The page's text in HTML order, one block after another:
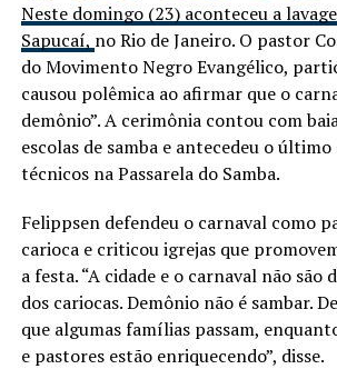
Neste domingo (23) aconteceu a
Sapucaí, no Rio de Janeiro. O pastor
do Movimento Negro Evangélico,
causou polêmica ao afirmar que o
demônio”. A cerimônia contou com
escolas de samba e antecedeu o último
técnicos na Passarela do Samba.
Felippsen defendeu o carnaval como
carioca e criticou igrejas que
a festa. “A cidade e o carnaval não são
dos cariocas. Demônio não é sambar.
que algumas famílias passam,
e pastores estão enriquecendo”, disse.